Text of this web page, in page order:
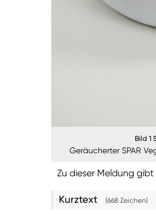
Bild 1
Geräucherter SPAR
Zu dieser Meldung gibt
Kurztext (668 Zeichen)